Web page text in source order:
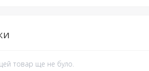
цей товар ще не було.